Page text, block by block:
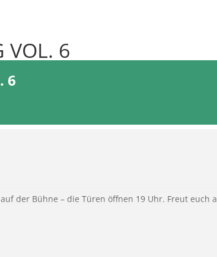
VOL. 6
6
der Bühne – die Türen öffnen 19 Uhr. Freut euch